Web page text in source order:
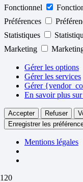
Fonctionnel
Préférences
Statistiques
Marketing
Gérer les options
Gérer les services
Gérer
En savoir plus
Accepter Refuser
Enregistrer les
Mentions légales